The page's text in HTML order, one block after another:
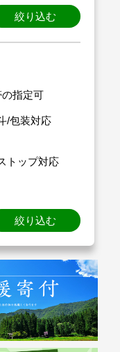
絞り込む
指定可
/包装対応
トップ対応
絞り込む